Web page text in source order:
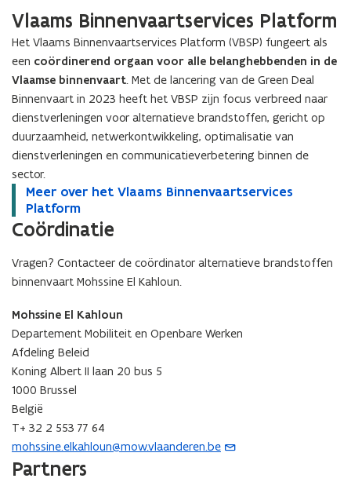
a
n
t
o
f
e
n
a
n
d
s
t
o
f
f
e
n
Vlaams Binnenvaartservices Platform
Het Vlaams Binnenvaartservices Platform (VBSP) fungeert als
een coördinerend orgaan voor alle belanghebbenden in de
Vlaamse binnenvaart. Met de lancering van de Green Deal
Binnenvaart in 2023 heeft het VBSP zijn focus verbreed naar
dienstverleningen voor alternatieve brandstoffen, gericht op
duurzaamheid, netwerkontwikkeling, optimalisatie van
dienstverleningen en communicatieverbetering binnen de
sector.
M
e
e
r
o
v
e
h
e
t
V
l
a
a
m
s
B
Meer over het Vlaams Binnenvaartservices
Platform
M
e
e
r
o
v
e
r
h
e
t
V
l
a
a
m
s
B
Coördinatie
Vragen? Contacteer de coördinator alternatieve brandstoffen
binnenvaart Mohssine El Kahloun.
Mohssine El Kahloun
Departement Mobiliteit en Openbare Werken
Afdeling Beleid
Koning Albert II laan 20 bus 5
1000 Brussel
België
T+ 32 2 553 77 64
mohssine.elkahloun@mow.vlaanderen.be
(
o
Partners